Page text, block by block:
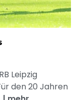
Leipzig
den 20 Jahren